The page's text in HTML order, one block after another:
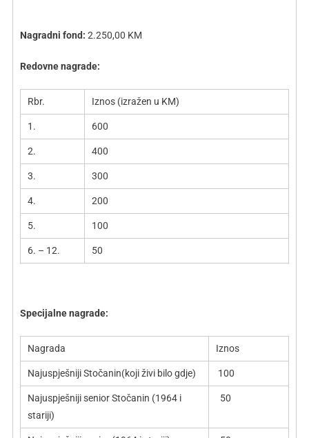
Nagradni fond: 2.250,00 KM
Redovne nagrade:
Rbr. Iznos (izražen u KM)
1. 600
2. 400
3. 300
4. 200
5. 100
6. – 12. 50
Specijalne nagrade:
Nagrada Iznos
Najuspješniji Stočanin(koji živi bilo gdje) 100
Najuspješniji senior Stočanin (1964 i
stariji)
50